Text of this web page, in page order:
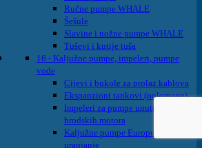
Ručne pumpe WHALE
Šešule
Slavine i nožne pumpe WHALE
Tuševi i kutije tuša
16 - Kaljužne pumpe, impeleri, pumpe
vode
Cijevi i bukole za prolaz kablova
Ekspanzioni tankovi (polomone)
Impeleri za pumpe unutrašnjih
brodskih motora
Kaljužne pumpe Europump na
uranjanje